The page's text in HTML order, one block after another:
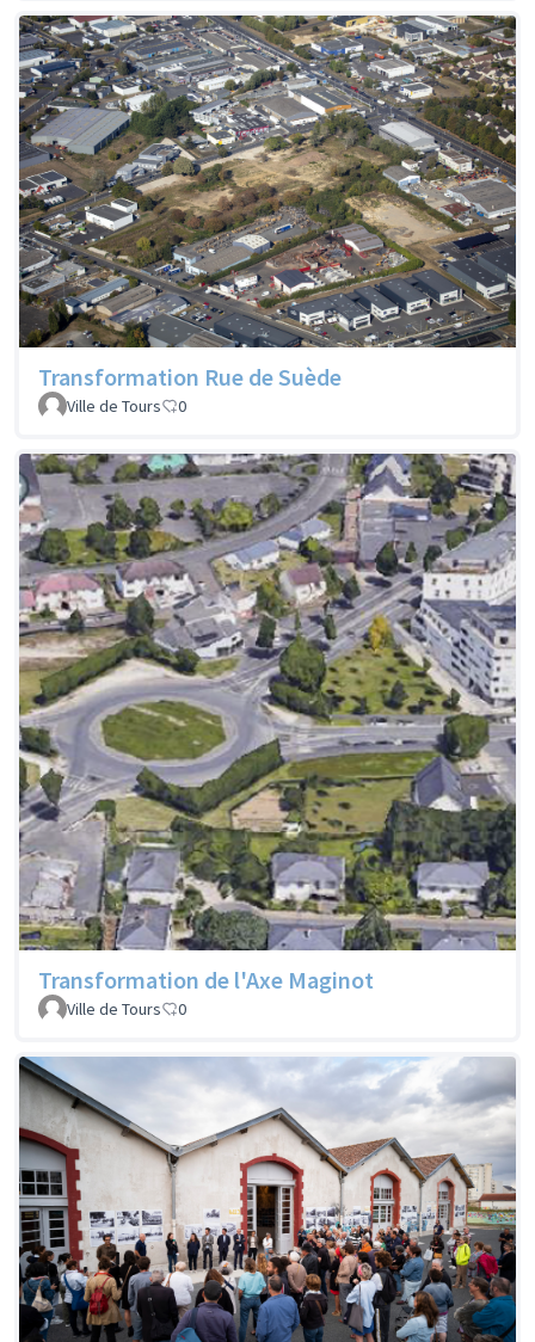
Transformation Rue de Suède
Ville de Tours 0
Transformation de l'Axe Maginot
Ville de Tours 0